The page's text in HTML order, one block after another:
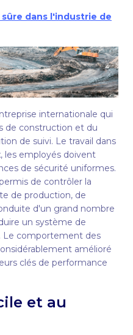
dans l'industrie de
internationale qui
de construction et du
de suivi. Le travail dans
les employés doivent
de sécurité uniformes.
de contrôler la
de production, de
d'un grand nombre
un système de
Le comportement des
amélioré
clés de performance
et au